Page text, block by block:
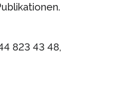
823 43 48,